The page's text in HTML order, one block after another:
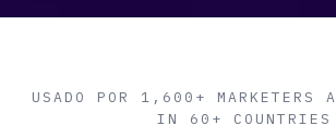
USADO POR 1,600+ MARKETERS
IN 60+ COUNTRIES